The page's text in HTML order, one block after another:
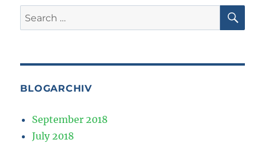
Search
for:
BLOGARCHIV
September 2018
July 2018